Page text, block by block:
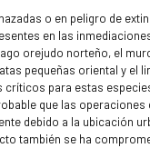
o en peligro de
en las
orejudo norteño, el
pequeñas oriental y el
críticos para estas
que las operaciones
debido a la ubicación
también se ha